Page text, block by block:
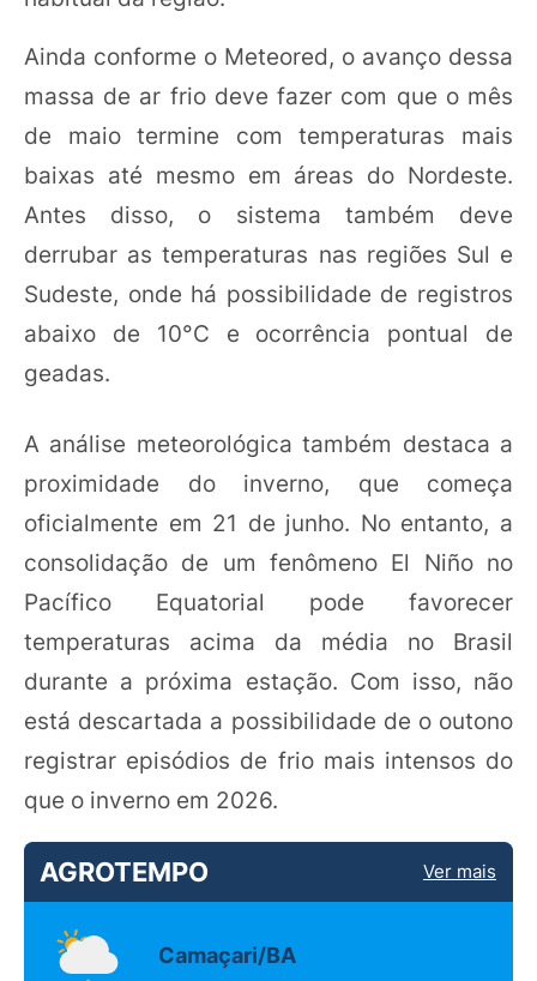
Ainda conforme o Meteored, o avanço dessa
massa de ar frio deve fazer com que o mês
de maio termine com temperaturas mais
baixas até mesmo em áreas do Nordeste.
Antes disso, o sistema também deve
derrubar as temperaturas nas regiões Sul e
Sudeste, onde há possibilidade de registros
abaixo de 10°C e ocorrência pontual de
geadas.
A análise meteorológica também destaca a
proximidade do inverno, que começa
oficialmente em 21 de junho. No entanto, a
consolidação de um fenômeno El Niño no
Pacífico Equatorial pode favorecer
temperaturas acima da média no Brasil
durante a próxima estação. Com isso, não
está descartada a possibilidade de o outono
registrar episódios de frio mais intensos do
que o inverno em 2026.
AGROTEMPO Ver mais
Camaçari/BA